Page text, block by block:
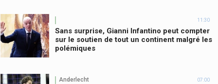
11:30
Sans surprise, Gianni Infantino peut compter
sur le soutien de tout un continent malgré les
polémiques
Anderlecht 07:00